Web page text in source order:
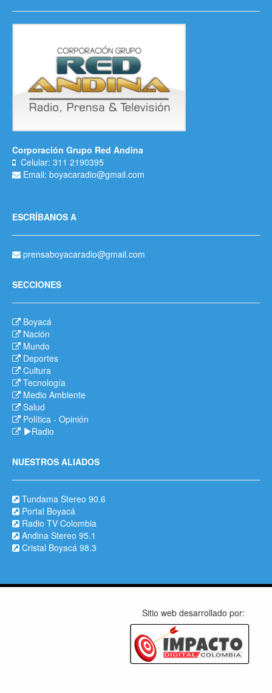
Corporación Grupo Red Andina
Celular: 311 2190395
Email: boyacaradio@gmail.com
ESCRÍBANOS A
prensaboyacaradio@gmail.com
SECCIONES
Boyacá
Nación
Mundo
Deportes
Cultura
Tecnología
Medio Ambiente
Salud
Política - Opinión
Radio
NUESTROS ALIADOS
Tundama Stereo 90.6
Portal Boyacá
Radio TV Colombia
Andina Stereo 95.1
Cristal Boyacá 98.3
Sitio web desarrollado por: